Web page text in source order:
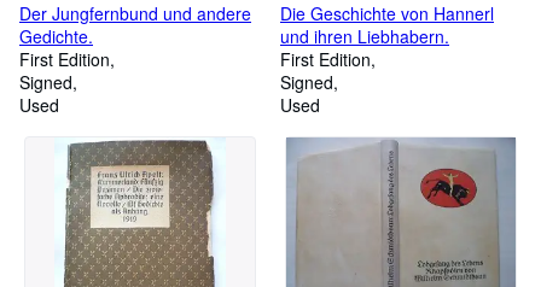
Der Jungfernbund und andere
Gedichte.
First Edition
Signed
Used
Die Geschichte von Hannerl
und ihren Liebhabern.
First Edition
Signed
Used